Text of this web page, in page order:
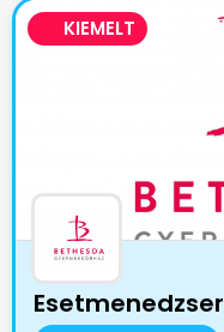
KIEMELT
Esetmenedzser